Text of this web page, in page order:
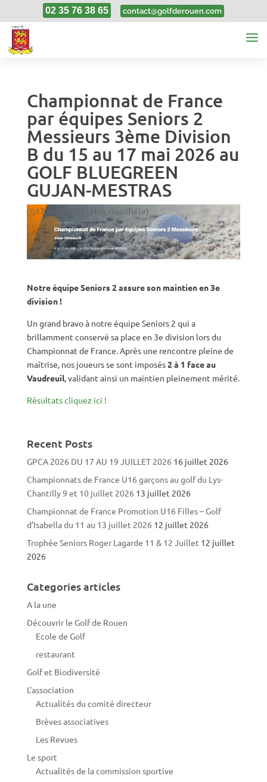
02 35 76 38 65 contact@golfderouen.com
Championnat de France
par équipes Seniors 2
Messieurs 3ème Division
B du 15 au 17 mai 2026 au
GOLF BLUEGREEN
GUJAN-MESTRAS
17, Mai, 2026 Non classifié(e)
Notre équipe Seniors 2 assure son maintien en 3e
division !
Un grand bravo à notre équipe Seniors 2 qui a
brillamment conservé sa place en 3e division lors du
Championnat de France. Après une rencontre pleine de
maîtrise, nos joueurs se sont imposés2 à 1 face au
Vaudreuil, validant ainsi un maintien pleinement mérité.
Résultats cliquez ici !
Recent Posts
GPCA 2026 DU 17 AU 19 JUILLET 2026 16 juillet 2026
Championnats de France U16 garçons au golf du Lys-
Chantilly 9 et 10 juillet 2026 13 juillet 2026
Championnat de France Promotion U16 Filles – Golf
d’Isabella du 11 au 13 juillet 2026 12 juillet 2026
Trophée Seniors Roger Lagarde 11 & 12 Juillet 12 juillet
2026
Categories articles
A la une
Découvrir le Golf de Rouen
Ecole de Golf
restaurant
Golf et Biodiversité
L'association
Actualités du comité directeur
Brèves associatives
Les Revues
Le sport
Actualités de la commission sportive